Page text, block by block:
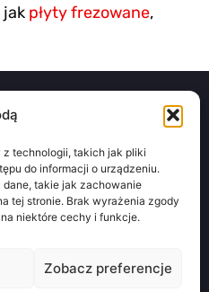
technologii, takich jak pliki
do informacji o urządzeniu.
takie jak zachowanie
tej stronie. Brak wyrażenia zgody
niektóre cechy i funkcje.
Zobacz preferencje
jak płyty frezowane,
wagi teoretycznej
dotyczących materiałów
materiał, typ I kształt – oblicz